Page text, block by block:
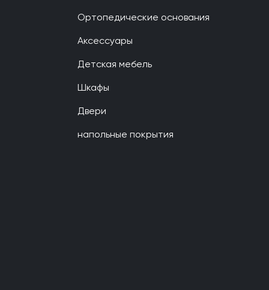
Ортопедические основания
Аксессуары
Детская мебель
Шкафы
Двери
напольные покрытия